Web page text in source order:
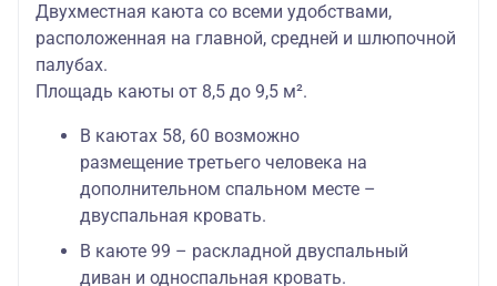
Двухместная каюта со всеми удобствами,
расположенная на главной, средней и шлюпочной
палубах.
Площадь каюты от 8,5 до 9,5 м².
В каютах 58, 60 возможно
размещение третьего человека на
дополнительном спальном месте –
двуспальная кровать.
В каюте 99 – раскладной двуспальный
диван и односпальная кровать.